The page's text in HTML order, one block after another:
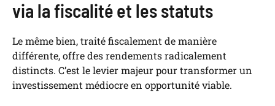
via la fiscalité et les statuts
Le même bien, traité fiscalement de manière
différente, offre des rendements radicalement
distincts. C’est le levier majeur pour transformer un
investissement médiocre en opportunité viable.